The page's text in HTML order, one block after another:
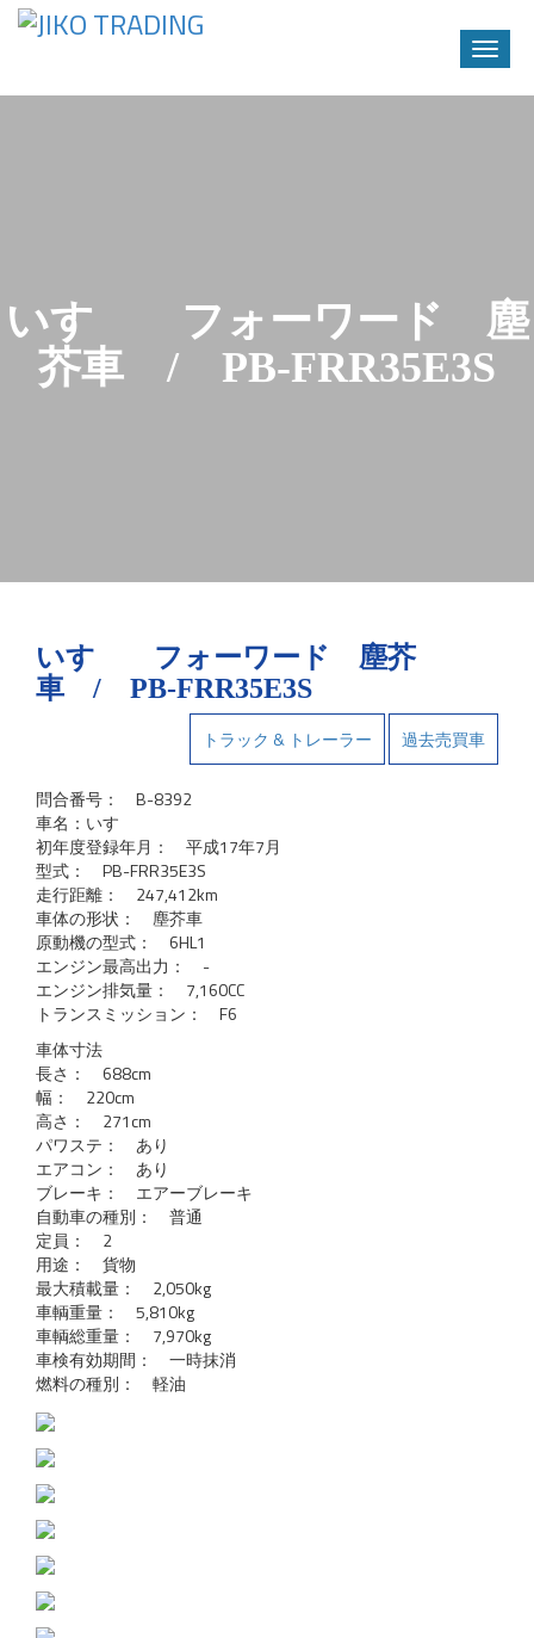
Toggle
いすゞ フォーワード 塵
芥車 / PB-FRR35E3S
いすゞ フォーワード 塵芥
車 / PB-FRR35E3S
トラック & トレーラー 過去売買車
問合番号： B-8392
車名：いすゞ
初年度登録年月： 平成17年7月
型式： PB-FRR35E3S
走行距離： 247,412km
車体の形状： 塵芥車
原動機の型式： 6HL1
エンジン最高出力： -
エンジン排気量： 7,160CC
トランスミッション： F6
車体寸法
長さ： 688cm
幅： 220cm
高さ： 271cm
パワステ： あり
エアコン： あり
ブレーキ： エアーブレーキ
自動車の種別： 普通
定員： 2
用途： 貨物
最大積載量： 2,050kg
車輌重量： 5,810kg
車輌総重量： 7,970kg
車検有効期間： 一時抹消
燃料の種別： 軽油